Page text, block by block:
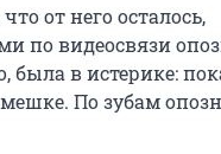
от него осталось,
по видеосвязи
была в истерике:
По зубам